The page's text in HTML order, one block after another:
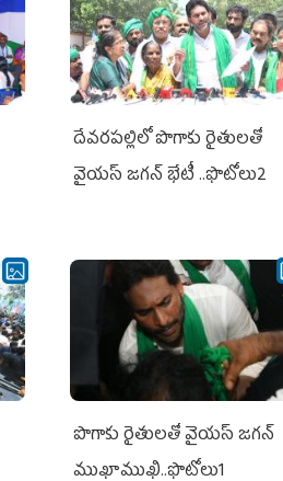
దేవరపల్లిలో పొగాకు రైతులతో
వైయస్ జగన్ భేటీ ..ఫొటోలు2
పొగాకు రైతుల‌తో వైయ‌స్ జ‌గ‌న్
ముఖాముఖి..ఫొటోలు1